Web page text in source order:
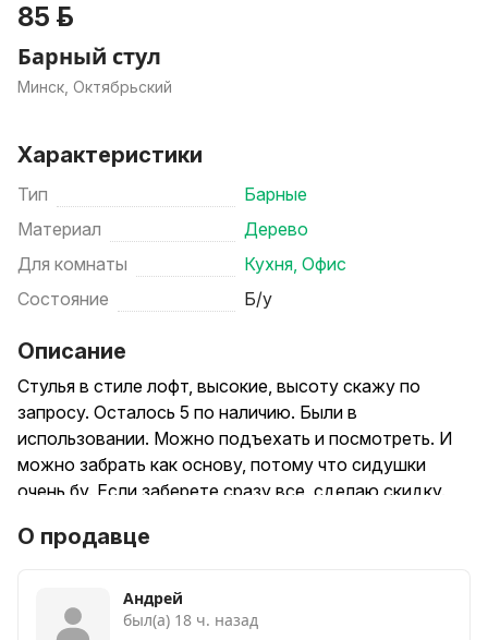
85 р.
Барный стул
Минск, Октябрьский
Характеристики
Тип
Барные
Материал
Дерево
Для комнаты
Кухня, Офис
Состояние
Б/у
Описание
Стулья в стиле лофт, высокие, высоту скажу по
запросу. Осталось 5 по наличию. Были в
использовании. Можно подъехать и посмотреть. И
можно забрать как основу, потому что сидушки
очень бу. Если заберете сразу все, сделаю скидку.
Цена за 1
О продавце
Андрей
был(а) 18 ч. назад